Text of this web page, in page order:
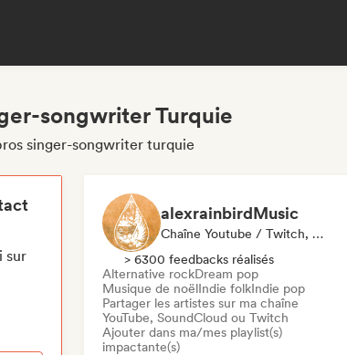
songwriter Turquie
singer-songwriter turquie
sur
alexrainbirdMusic
Chaîne Youtube / Twitch, Playlist
> 6300 feedbacks réalisés
Alternative rockDream pop
Musique de noëlIndie folkIndie pop
Partager les artistes sur ma chaîne
YouTube, SoundCloud ou Twitch
Ajouter dans ma/mes playlist(s)
impactante(s)